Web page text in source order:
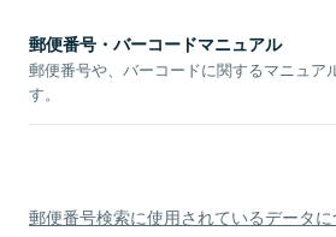
郵便番号・バーコードマニュアル
郵便番号や、バーコードに関するマニュア
す。
郵便番号検索に使用されているデータに